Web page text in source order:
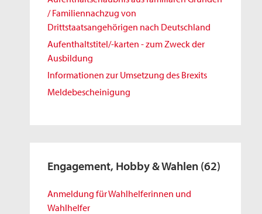
/ Familiennachzug von
Drittstaatsangehörigen nach Deutschland
Aufenthaltstitel/-karten - zum Zweck der
Ausbildung
Informationen zur Umsetzung des Brexits
Meldebescheinigung
Engagement, Hobby & Wahlen (62)
Anmeldung für Wahlhelferinnen und
Wahlhelfer